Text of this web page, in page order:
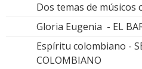
Dos temas de músicos
Gloria Eugenia - EL
Espíritu colombiano -
COLOMBIANO